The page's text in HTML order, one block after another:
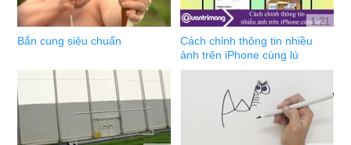
Bắn cung siêu chuẩn
1:21
Cách chỉnh thông tin nhiều
ảnh trên iPhone cùng lú